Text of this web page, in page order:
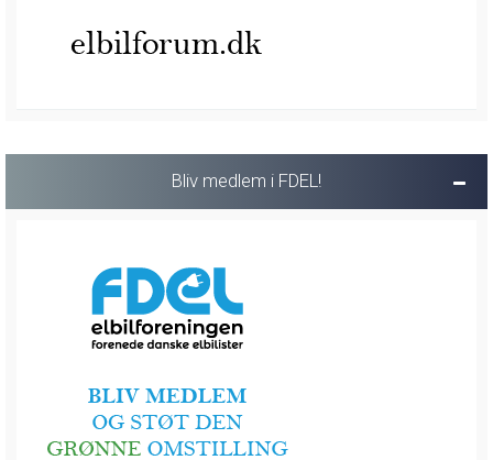
Bliv medlem i FDEL!